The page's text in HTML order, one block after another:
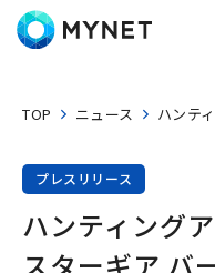
TOP ニュース ハンテ
プレスリリース
ハンティング